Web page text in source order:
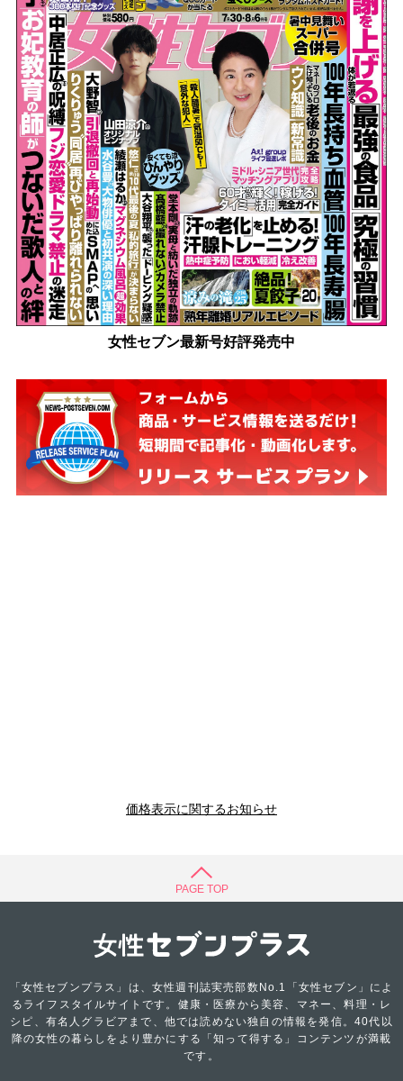
女性セブン最新号好評発売中
価格表示に関するお知らせ
PAGE TOP
「女性セブンプラス」は、女性週刊誌実売部数No.1「女性セブン」によ
るライフスタイルサイトです。健康・医療から美容、マネー、料理・レ
シピ、有名人グラビアまで、他では読めない独自の情報を発信。40代以
降の女性の暮らしをより豊かにする「知って得する」コンテンツが満載
です。